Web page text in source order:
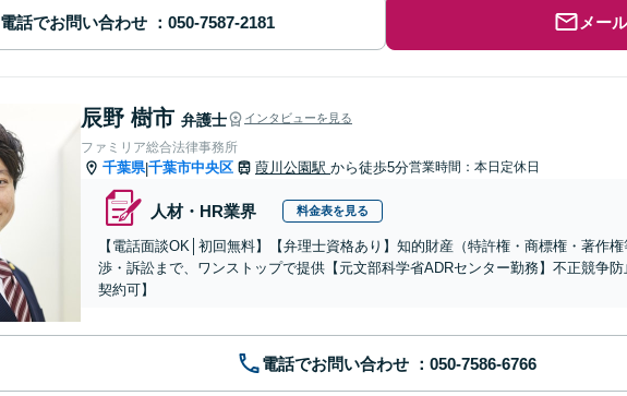
電話でお問い合わせ メー
辰野 樹市 弁護士 インタビューを見る
ファミリア総合法律事務所
千葉県|千葉市中央区 葭川公園駅 から徒歩5分営業時間：本日定休日
人材・HR業界 料金表を見る
【電話面談OK│初回無料】【弁理士資格あり】知的財産（特許権・商標権・著作
渉・訴訟まで、ワンストップで提供【元文部科学省ADRセンター勤務】不正競争
契約可】
電話でお問い合わせ